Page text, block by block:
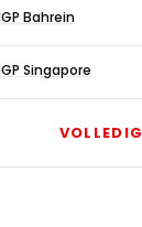
GP Bahrein
GP Singapore